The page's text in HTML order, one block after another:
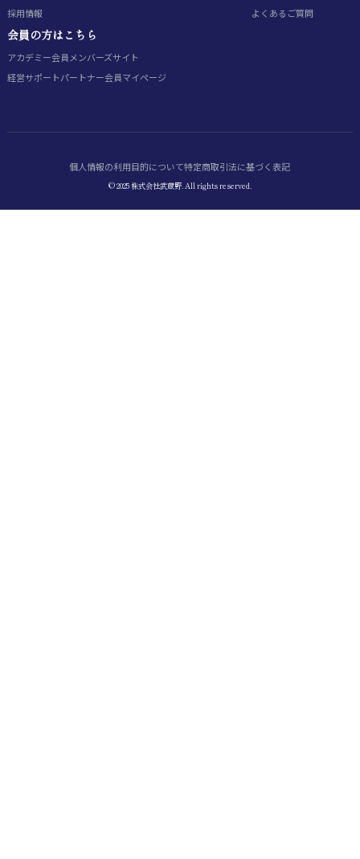
採用情報
よくあるご質問
会員の方はこちら
アカデミー会員 メンバーズサイト
経営サポートパートナー会員マイページ
個人情報の利用目的について特定商取引法に基づく表記
© 2025 株式会社武蔵野. All rights reserved.